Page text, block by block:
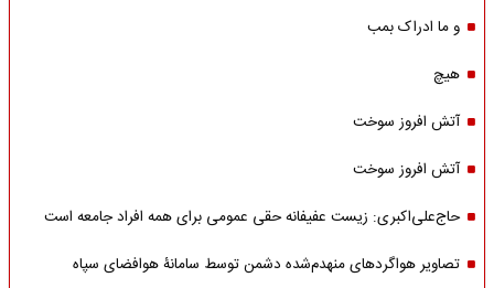
و ما ادراک بمب
هیچ
آتش افروز سوخت
آتش افروز سوخت
حاج‌علی‌اکبری: زیست عفیفانه حقی عمومی برای همه افراد جامعه است
تصاویر هواگردهای منهدم‌شده دشمن توسط سامانۀ هوافضای سپاه